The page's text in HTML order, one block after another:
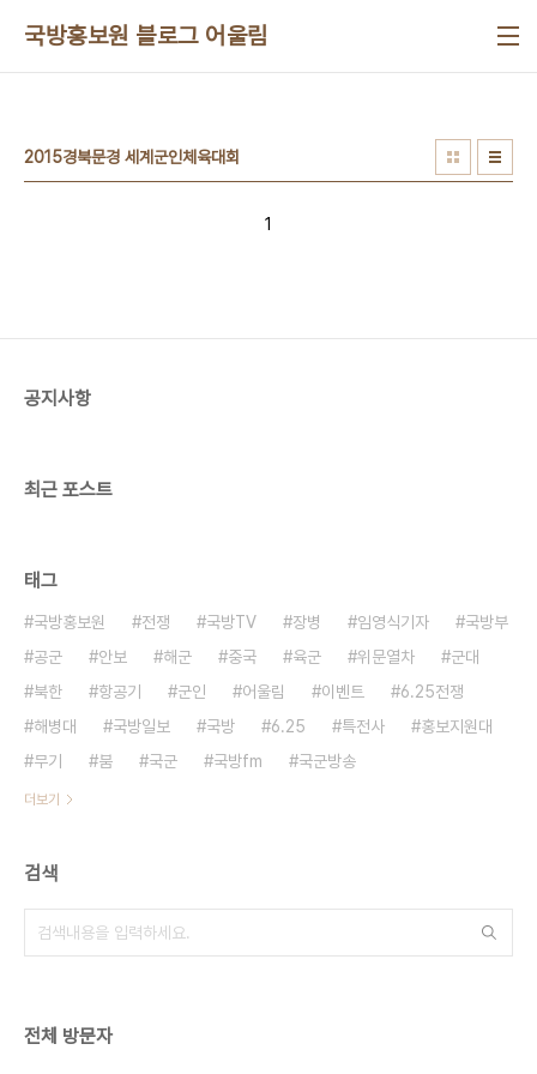
국방홍보원 블로그 어울림
2015경북문경 세계군인체육대회
1
공지사항
최근 포스트
태그
국방홍보원 전쟁 국방TV 장병 임영식기자
국방부
공군
안보 해군 중국 육군 위문열차
군대
북한
항공기 군인 어울림 이벤트
6.25전쟁
해병대
국방일보 국방 6.25 특전사
홍보지원대
무기
붐 국군 국방fm 국군방송
더보기
검색
전체 방문자